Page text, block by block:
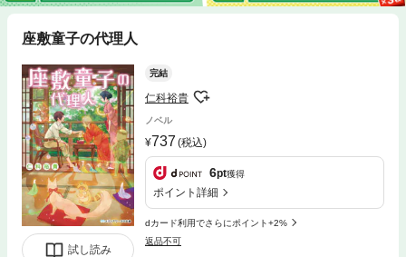
座敷童子の代理人
試し読み
完結
仁科裕貴
ノベル
737 (税込)
6pt獲得
ポイント詳細
dカード利用でさらにポイント+2%
返品不可